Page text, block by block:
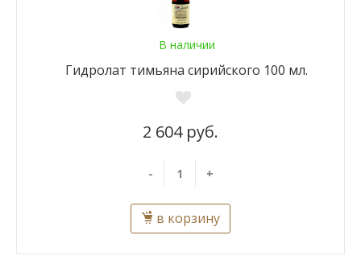
В наличии
Гидролат тимьяна сирийского 100 мл.
2 604 руб.
- +
в корзину